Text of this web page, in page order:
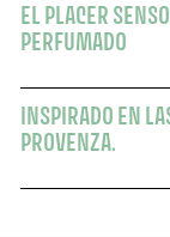
EL PLACER
PERFUMADO
INSPIRADO EN
PROVENZA.